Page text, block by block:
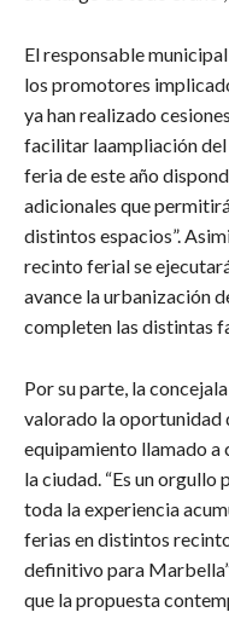
​El responsable
los promotores
ya han realizado
facilitar laampliación del
feria de este año
adicionales que
distintos espacios”.
recinto ferial se
avance la urbanización
completen las distintas
​Por su parte, la
valorado la oportunidad
equipamiento llamado a
la ciudad. “Es un
toda la experiencia
ferias en distintos
definitivo para
que la propuesta